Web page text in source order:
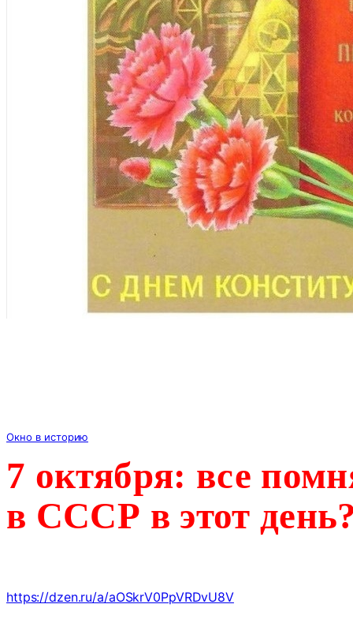
Окно в историю
7 октября: все
в СССР в этот
https://dzen.ru/a/aOSkrV0PpVRDvU8V